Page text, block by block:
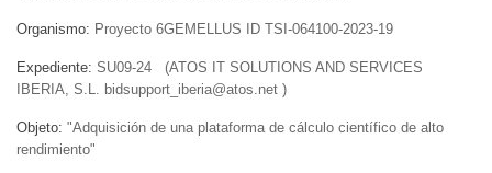
Organismo Proyecto 6GEMELLUS ID TSI-064100-2023-19
Expediente SU09-24 (ATOS IT SOLUTIONS AND SERVICES
IBERIA, S.L. bidsupport_iberia@atos.net )
Objeto "Adquisición de una plataforma de cálculo científico de alto
rendimiento"